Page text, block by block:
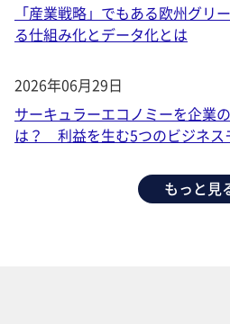
「産業戦略」でもある欧州グ
る仕組み化とデータ化とは
2026年06月29日
サーキュラーエコノミーを企業
は？ 利益を生む5つのビジネス
もっと見